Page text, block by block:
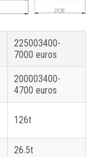
225003400-
7000 euros
200003400-
4700 euros
126t
26.5t